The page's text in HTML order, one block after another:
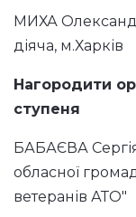
МИХА
діяча, м.Харків
Нагородити
ступеня
БАБАЄВА
обласної
ветеранів АТО"